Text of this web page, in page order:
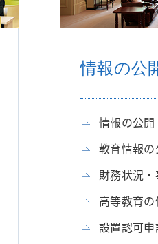
情報の公
情報の公開
教育情報の
財務状況
高等教育
設置認可